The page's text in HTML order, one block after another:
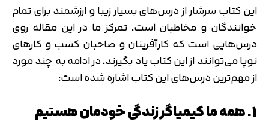
این کتاب سرشار از درس‌های بسیار زیبا و ارزشمند برای تمام
خوانندگان و مخاطبان است. تمرکز ما در این مقاله روی
درس‌هایی است که کارآفرینان و صاحبان کسب و کارهای
نوپا می‌توانند از این کتاب یاد بگیرند. در ادامه به چند مورد
از مهم‌ترین درس‌های این کتاب اشاره شده است:
1. همه ما کیمیاگر زندگی خودمان هستیم